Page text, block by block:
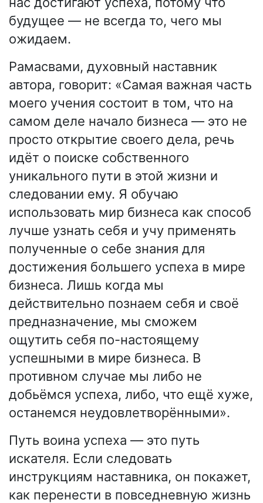
будущее — не всегда то, чего мы
ожидаем.
Рамасвами, духовный наставник
автора, говорит: «Самая важная часть
моего учения состоит в том, что на
самом деле начало бизнеса — это не
просто открытие своего дела, речь
идёт о поиске собственного
уникального пути в этой жизни и
следовании ему. Я обучаю
использовать мир бизнеса как способ
лучше узнать себя и учу применять
полученные о себе знания для
достижения большего успеха в мире
бизнеса. Лишь когда мы
действительно познаем себя и своё
предназначение, мы сможем
ощутить себя по-настоящему
успешными в мире бизнеса. В
противном случае мы либо не
добьёмся успеха, либо, что ещё хуже,
останемся неудовлетворёнными».
Путь воина успеха — это путь
искателя. Если следовать
инструкциям наставника, он покажет,
как перенести в повседневную жизнь